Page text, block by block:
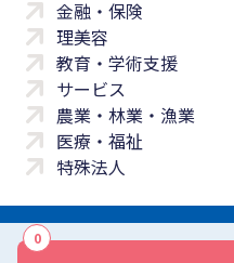
0
金融・保険
理美容
教育・学術支援
サービス
農業・林業・漁業
医療・福祉
特殊法人
サイトマップ